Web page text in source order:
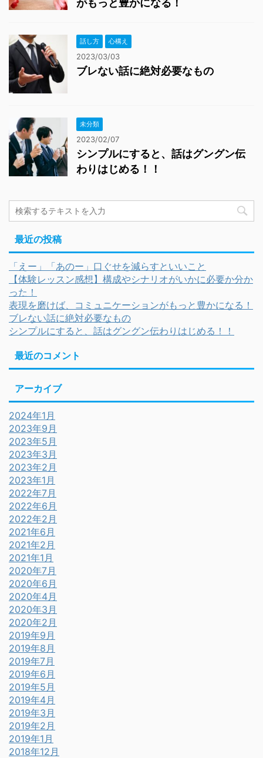
話し方 心構え
2023/03/03
ブレない話に絶対必要なもの
未分類
2023/02/07
シンプルにすると、話はグングン伝
わりはじめる！！
最近の投稿
「えー」「あのー」口ぐせを減らすといいこと
【体験レッスン感想】構成やシナリオがいかに必要か分か
った！
表現を磨けば、コミュニケーションがもっと豊かになる！
ブレない話に絶対必要なもの
シンプルにすると、話はグングン伝わりはじめる！！
最近のコメント
アーカイブ
2024年1月
2023年9月
2023年5月
2023年3月
2023年2月
2023年1月
2022年7月
2022年6月
2022年2月
2021年6月
2021年2月
2021年1月
2020年7月
2020年6月
2020年4月
2020年3月
2020年2月
2019年9月
2019年8月
2019年7月
2019年6月
2019年5月
2019年4月
2019年3月
2019年2月
2019年1月
2018年12月